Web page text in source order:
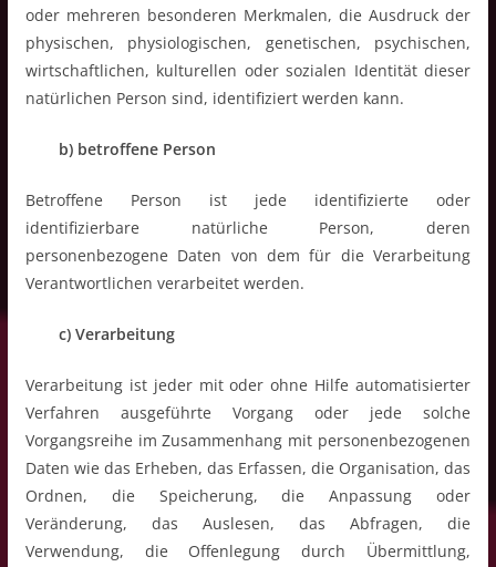
oder mehreren besonderen Merkmalen, die Ausdruck der
physischen, physiologischen, genetischen, psychischen,
wirtschaftlichen, kulturellen oder sozialen Identität dieser
natürlichen Person sind, identifiziert werden kann.
b) betroffene Person
Betroffene Person ist jede identifizierte oder
identifizierbare natürliche Person, deren
personenbezogene Daten von dem für die Verarbeitung
Verantwortlichen verarbeitet werden.
c) Verarbeitung
Verarbeitung ist jeder mit oder ohne Hilfe automatisierter
Verfahren ausgeführte Vorgang oder jede solche
Vorgangsreihe im Zusammenhang mit personenbezogenen
Daten wie das Erheben, das Erfassen, die Organisation, das
Ordnen, die Speicherung, die Anpassung oder
Veränderung, das Auslesen, das Abfragen, die
Verwendung, die Offenlegung durch Übermittlung,